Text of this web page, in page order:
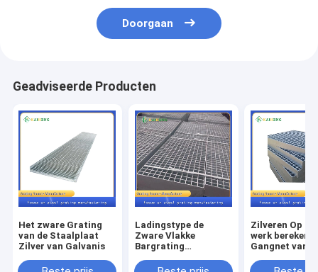
Doorgaan
Geadviseerde Producten
Het zware Grating
van de Staalplaat
Zilver van Galvanis
Ladingstype de
Zware Vlakke
Bargrating
Loopbrug van de
Zilveren Op
werk berekend
Gangnet van